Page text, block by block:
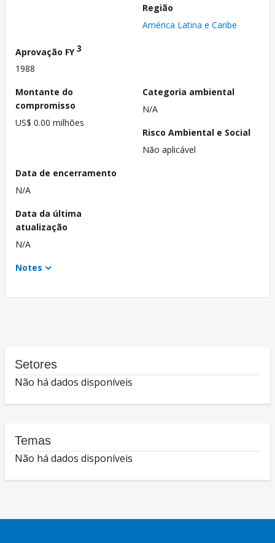
Região
América Latina e Caribe
Aprovação FY3
1988
Montante do
compromisso
US$ 0.00 milhões
Categoria ambiental
N/A
Risco Ambiental e Social
Não aplicável
Data de encerramento
N/A
Data da última
atualização
N/A
Notes
Setores
Não há dados disponíveis
Temas
Não há dados disponíveis